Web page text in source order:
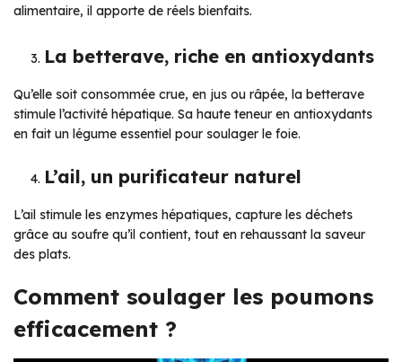
alimentaire, il apporte de réels bienfaits.
La betterave, riche en antioxydants
Qu’elle soit consommée crue, en jus ou râpée, la betterave
stimule l’activité hépatique. Sa haute teneur en antioxydants
en fait un légume essentiel pour soulager le foie.
L’ail, un purificateur naturel
L’ail stimule les enzymes hépatiques, capture les déchets
grâce au soufre qu’il contient, tout en rehaussant la saveur
des plats.
Comment soulager les poumons
efficacement ?